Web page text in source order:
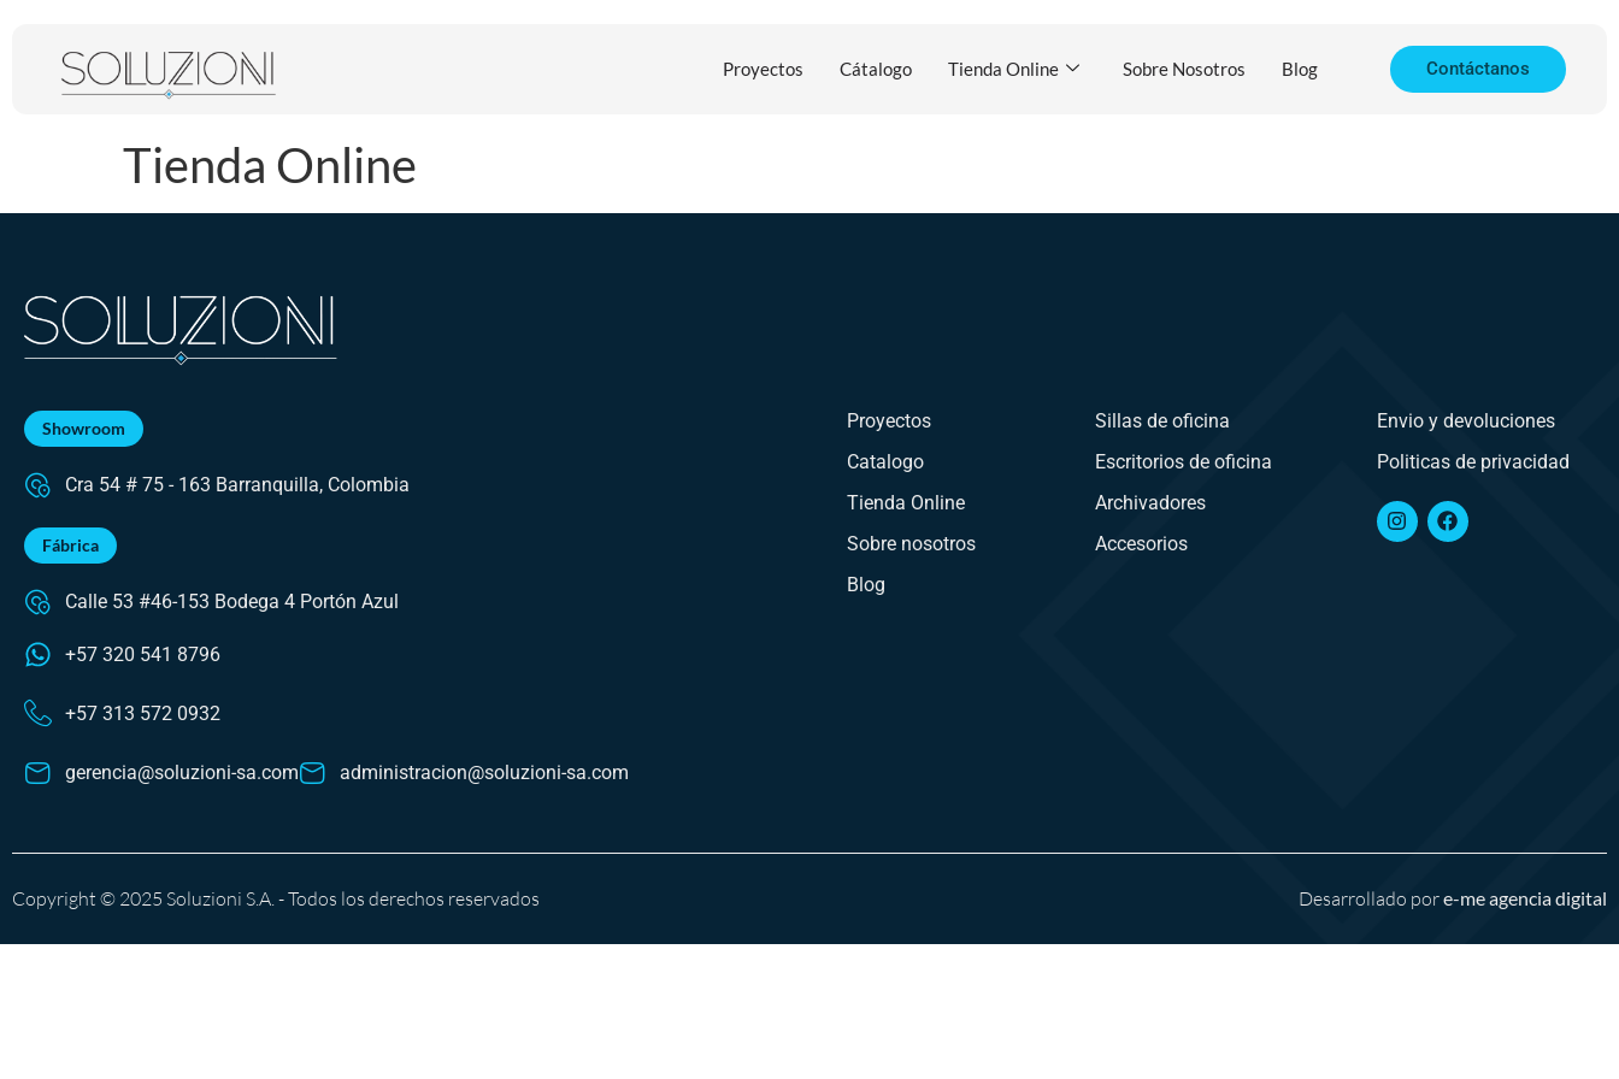
Proyectos Cátalogo Tienda Online Sobre Nosotros Blog Contáctanos
Tienda Online
Showroom
Cra 54 # 75 - 163 Barranquilla, Colombia
Fábrica
Calle 53 #46-153 Bodega 4 Portón Azul
+57 320 541 8796
+57 313 572 0932
gerencia@soluzioni-sa.com administracion@soluzioni-sa.com
Proyectos
Catalogo
Tienda Online
Sobre nosotros
Blog
Sillas de oficina
Escritorios de oficina
Archivadores
Accesorios
Envio y devoluciones
Politicas de privacidad
Copyright © 2025 Soluzioni S.A. - Todos los derechos reservados Desarrollado pore-me agencia digital